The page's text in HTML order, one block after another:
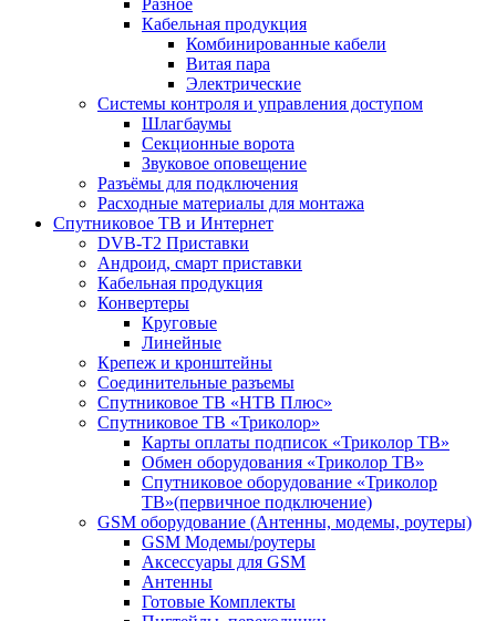
Кабельная продукция
Комбинированные кабели
Витая пара
Электрические
Системы контроля и управления доступом
Шлагбаумы
Секционные ворота
Звуковое оповещение
Разъёмы для подключения
Расходные материалы для монтажа
Спутниковое ТВ и Интернет
DVB-Т2 Приставки
Андроид, смарт приставки
Кабельная продукция
Конвертеры
Круговые
Линейные
Крепеж и кронштейны
Соединительные разъемы
Спутниковое ТВ «НТВ Плюс»
Спутниковое ТВ «Триколор»
Карты оплаты подписок «Триколор ТВ»
Обмен оборудования «Триколор ТВ»
Спутниковое оборудование «Триколор
ТВ»(первичное подключение)
GSM оборудование (Антенны, модемы, роутеры)
GSM Модемы/роутеры
Аксессуары для GSM
Антенны
Готовые Комплекты